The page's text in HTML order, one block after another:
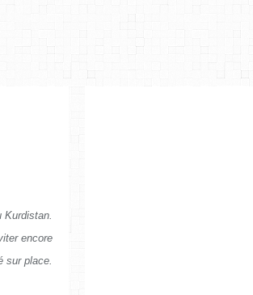
encore
sur place.